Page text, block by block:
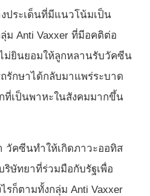
ประเด็นที่มีแนวโน้มเป็น
ม Anti Vaxxer ที่มีอคติต่อ
ม่ยินยอมให้ลูกหลานรับวัคซีน
รักษาได้กลับมาแพร่ระบาด
ที่เป็นพาหะในสังคมมากขึ้น
วัคซีนทำให้เกิดภาวะออทิส
ษัทยาที่ร่วมมือกับรัฐเพื่อ
รก็ตามทั้งกลุ่ม Anti Vaxxer